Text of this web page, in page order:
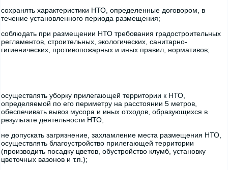
сохранять характеристики НТО, определенные договором, в
течение установленного периода размещения;
соблюдать при размещении НТО требования градостроительных
регламентов, строительных, экологических, санитарно-
гигиенических, противопожарных и иных правил, нормативов;
осуществлять уборку прилегающей территории к НТО,
определяемой по его периметру на расстоянии 5 метров,
обеспечивать вывоз мусора и иных отходов, образующихся в
результате деятельности НТО;
не допускать загрязнение, захламление места размещения НТО,
осуществлять благоустройство прилегающей территории
(производить посадку цветов, обустройство клумб, установку
цветочных вазонов и т.п.);